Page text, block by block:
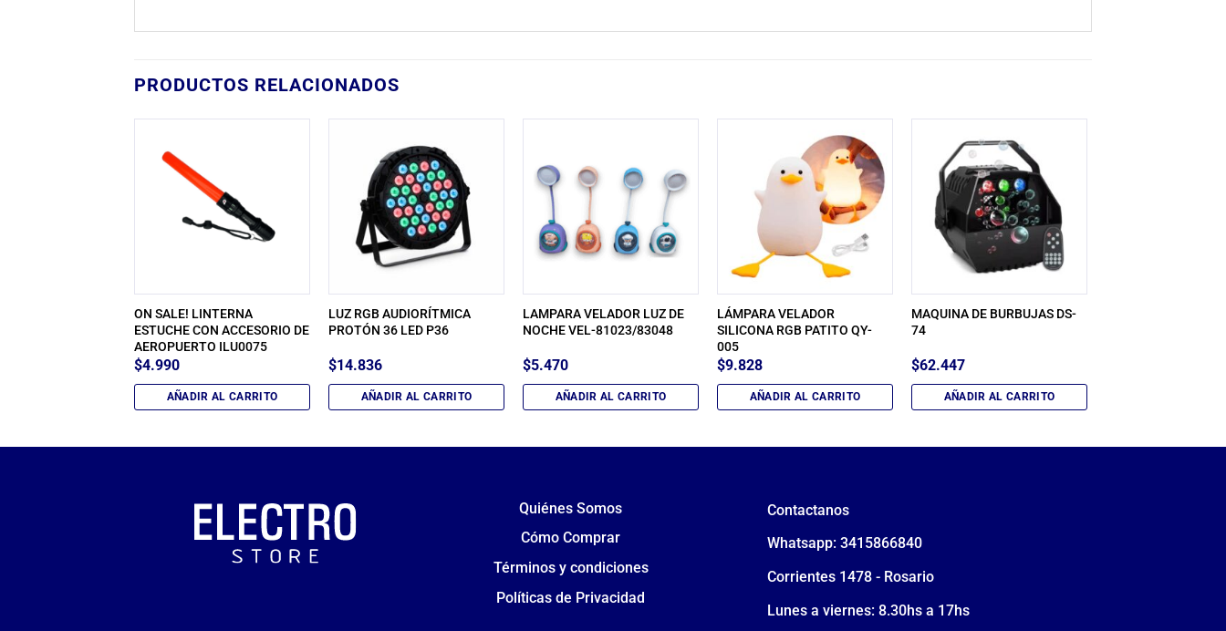
PRODUCTOS RELACIONADOS
ON SALE! LINTERNA
ESTUCHE CON ACCESORIO DE
AEROPUERTO ILU0075
$4.990
AÑADIR AL CARRITO
LUZ RGB AUDIORÍTMICA
PROTÓN 36 LED P36
$14.836
AÑADIR AL CARRITO
LAMPARA VELADOR LUZ DE
NOCHE VEL-81023/83048
$5.470
AÑADIR AL CARRITO
LÁMPARA VELADOR
SILICONA RGB PATITO QY-
005
$9.828
AÑADIR AL CARRITO
MAQUINA DE BURBUJAS DS-
74
$62.447
AÑADIR AL CARRITO
Quiénes Somos
Cómo Comprar
Términos y condiciones
Políticas de Privacidad
Contactanos
Whatsapp: 3415866840
Corrientes 1478 - Rosario
Lunes a viernes: 8.30hs a 17hs